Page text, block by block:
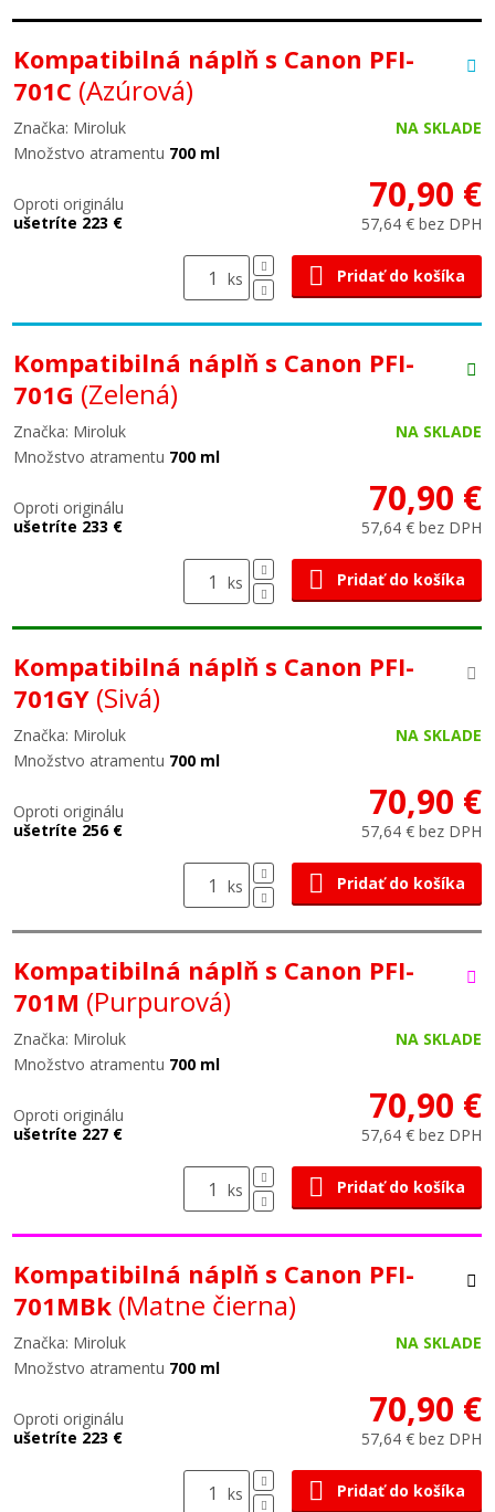
Kompatibilná náplň s Canon PFI-
701C (Azúrová)
Značka: Miroluk
NA SKLADE
Množstvo atramentu 700 ml
Oproti originálu
ušetríte 223 €
70,90 €
57,64 € bez DPH
ks Pridať do košíka
Kompatibilná náplň s Canon PFI-
701G (Zelená)
Značka: Miroluk
NA SKLADE
Množstvo atramentu 700 ml
Oproti originálu
ušetríte 233 €
70,90 €
57,64 € bez DPH
ks Pridať do košíka
Kompatibilná náplň s Canon PFI-
701GY (Sivá)
Značka: Miroluk
NA SKLADE
Množstvo atramentu 700 ml
Oproti originálu
ušetríte 256 €
70,90 €
57,64 € bez DPH
ks Pridať do košíka
Kompatibilná náplň s Canon PFI-
701M (Purpurová)
Značka: Miroluk
NA SKLADE
Množstvo atramentu 700 ml
Oproti originálu
ušetríte 227 €
70,90 €
57,64 € bez DPH
ks Pridať do košíka
Kompatibilná náplň s Canon PFI-
701MBk (Matne čierna)
Značka: Miroluk
NA SKLADE
Množstvo atramentu 700 ml
Oproti originálu
ušetríte 223 €
70,90 €
57,64 € bez DPH
ks Pridať do košíka